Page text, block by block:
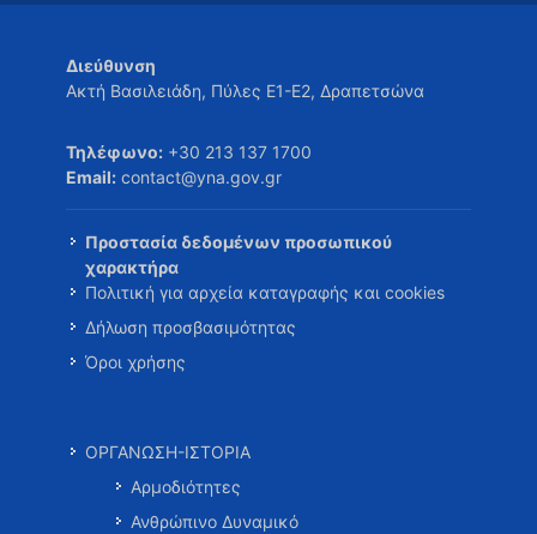
Διεύθυνση
Ακτή Βασιλειάδη, Πύλες Ε1-Ε2, Δραπετσώνα
Τηλέφωνο: +30 213 137 1700
Email: contact@yna.gov.gr
Προστασία δεδομένων προσωπικού
χαρακτήρα
Πολιτική για αρχεία καταγραφής και cookies
Δήλωση προσβασιμότητας
Όροι χρήσης
ΟΡΓΑΝΩΣΗ-ΙΣΤΟΡΙΑ
Αρμοδιότητες
Ανθρώπινο Δυναμικό